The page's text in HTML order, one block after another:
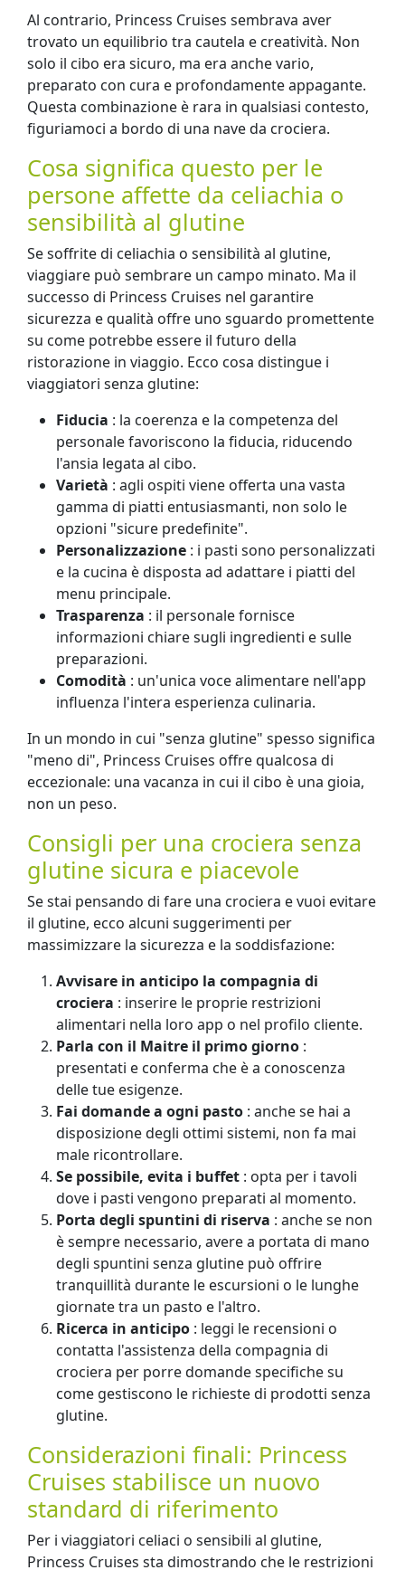
Al contrario, Princess Cruises sembrava aver
trovato un equilibrio tra cautela e creatività. Non
solo il cibo era sicuro, ma era anche vario,
preparato con cura e profondamente appagante.
Questa combinazione è rara in qualsiasi contesto,
figuriamoci a bordo di una nave da crociera.
Cosa significa questo per le
persone affette da celiachia o
sensibilità al glutine
Se soffrite di celiachia o sensibilità al glutine,
viaggiare può sembrare un campo minato. Ma il
successo di Princess Cruises nel garantire
sicurezza e qualità offre uno sguardo promettente
su come potrebbe essere il futuro della
ristorazione in viaggio. Ecco cosa distingue i
viaggiatori senza glutine:
Fiducia : la coerenza e la competenza del
personale favoriscono la fiducia, riducendo
l'ansia legata al cibo.
Varietà : agli ospiti viene offerta una vasta
gamma di piatti entusiasmanti, non solo le
opzioni "sicure predefinite".
Personalizzazione : i pasti sono personalizzati
e la cucina è disposta ad adattare i piatti del
menu principale.
Trasparenza : il personale fornisce
informazioni chiare sugli ingredienti e sulle
preparazioni.
Comodità : un'unica voce alimentare nell'app
influenza l'intera esperienza culinaria.
In un mondo in cui "senza glutine" spesso significa
"meno di", Princess Cruises offre qualcosa di
eccezionale: una vacanza in cui il cibo è una gioia,
non un peso.
Consigli per una crociera senza
glutine sicura e piacevole
Se stai pensando di fare una crociera e vuoi evitare
il glutine, ecco alcuni suggerimenti per
massimizzare la sicurezza e la soddisfazione:
Avvisare in anticipo la compagnia di
crociera : inserire le proprie restrizioni
alimentari nella loro app o nel profilo cliente.
Parla con il Maitre il primo giorno :
presentati e conferma che è a conoscenza
delle tue esigenze.
Fai domande a ogni pasto : anche se hai a
disposizione degli ottimi sistemi, non fa mai
male ricontrollare.
Se possibile, evita i buffet : opta per i tavoli
dove i pasti vengono preparati al momento.
Porta degli spuntini di riserva : anche se non
è sempre necessario, avere a portata di mano
degli spuntini senza glutine può offrire
tranquillità durante le escursioni o le lunghe
giornate tra un pasto e l'altro.
Ricerca in anticipo : leggi le recensioni o
contatta l'assistenza della compagnia di
crociera per porre domande specifiche su
come gestiscono le richieste di prodotti senza
glutine.
Considerazioni finali: Princess
Cruises stabilisce un nuovo
standard di riferimento
Per i viaggiatori celiaci o sensibili al glutine,
Princess Cruises sta dimostrando che le restrizioni